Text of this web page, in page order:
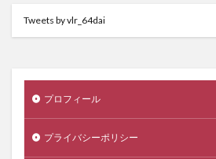
Tweets by vlr_64dai
プロフィール
プライバシーポリシー